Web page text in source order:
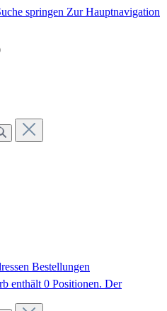
springen Zur Hauptnavigation
Bestellungen
enthält 0 Positionen. Der